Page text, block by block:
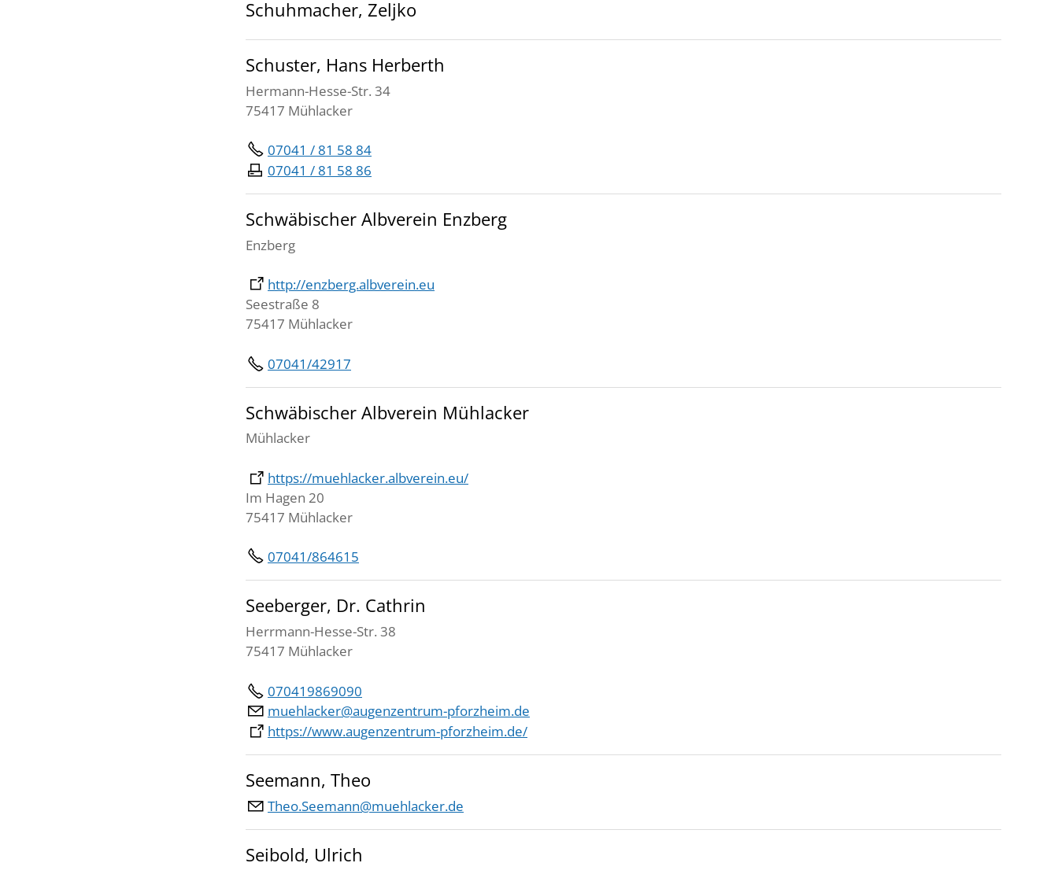
Schuhmacher, Zeljko
Schuster, Hans Herberth
Hermann-Hesse-Str. 34
75417 Mühlacker
07041 / 81 58 84
07041 / 81 58 86
Schwäbischer Albverein Enzberg
Enzberg
http://enzberg.albverein.eu
Seestraße 8
75417 Mühlacker
07041/42917
Schwäbischer Albverein Mühlacker
Mühlacker
https://muehlacker.albverein.eu/
Im Hagen 20
75417 Mühlacker
07041/864615
Seeberger, Dr. Cathrin
Herrmann-Hesse-Str. 38
75417 Mühlacker
070419869090
muehlacker@augenzentrum-pforzheim.de
https://www.augenzentrum-pforzheim.de/
Seemann, Theo
Theo.Seemann@muehlacker.de
Seibold, Ulrich